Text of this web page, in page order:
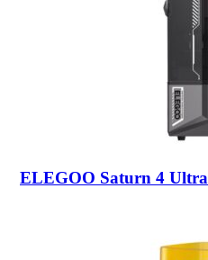
پرینتر سه بعدی رزینی الگو ELEGOO Saturn 4 Ultra